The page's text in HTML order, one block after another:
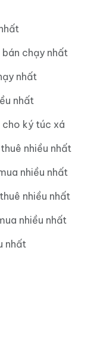
bán chạy nhất
nhất
nhất
cho ký túc xá
nhiều nhất
nhiều nhất
nhiều nhất
nhiều nhất
nhất